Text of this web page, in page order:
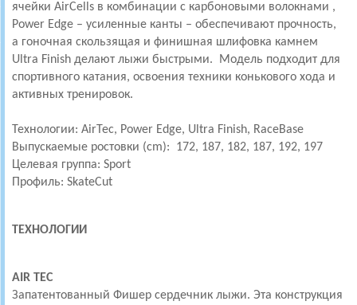
ячейки AirCells в комбинации с карбоновыми волокнами ,
Power Edge – усиленные канты – обеспечивают прочность,
а гоночная скользящая и финишная шлифовка камнем
Ultra Finish делают лыжи быстрыми. Модель подходит для
спортивного катания, освоения техники конькового хода и
активных тренировок.
Технологии: AirTec, Power Edge, Ultra Finish, RaceBase
Выпускаемые ростовки (cm): 172, 187, 182, 187, 192, 197
Целевая группа: Sport
Профиль: SkateCut
ТЕХНОЛОГИИ
AIR TEC
Запатентованный Фишер сердечник лыжи. Эта конструкция